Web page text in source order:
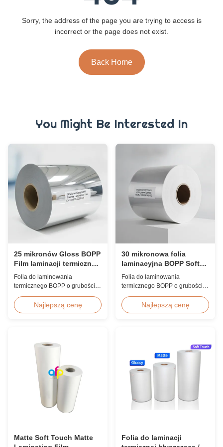
Sorry, the address of the page you are trying to access is
incorrect or the page does not exist.
Back Home
You Might Be Interested In
25 mikronów Gloss BOPP
Film laminacji termicznej
koreańska EVA 2200mm
Folia do laminowania
termicznego BOPP o grubości
klejem EVA, maksymalna
szerokość 2200 mm, wysoka
krystalicznie czystą
przezroczystością.
Najlepszą cenę
30 mikronowa folia
laminacyjna BOPP Soft
Touch z podwójnym
traktowaniem koronowym
Folia do laminowania
termicznego BOPP o grubości
obróbką koronową (≥42 dyn),
aksamitnym wykończeniem,
wykończeń druku. Dostępna
niestandardowa szerokość i
długość.
Najlepszą cenę
Matte Soft Touch Matte
Folia do laminacji